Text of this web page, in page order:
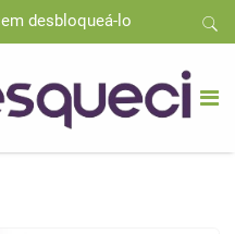
desbloqueá-lo